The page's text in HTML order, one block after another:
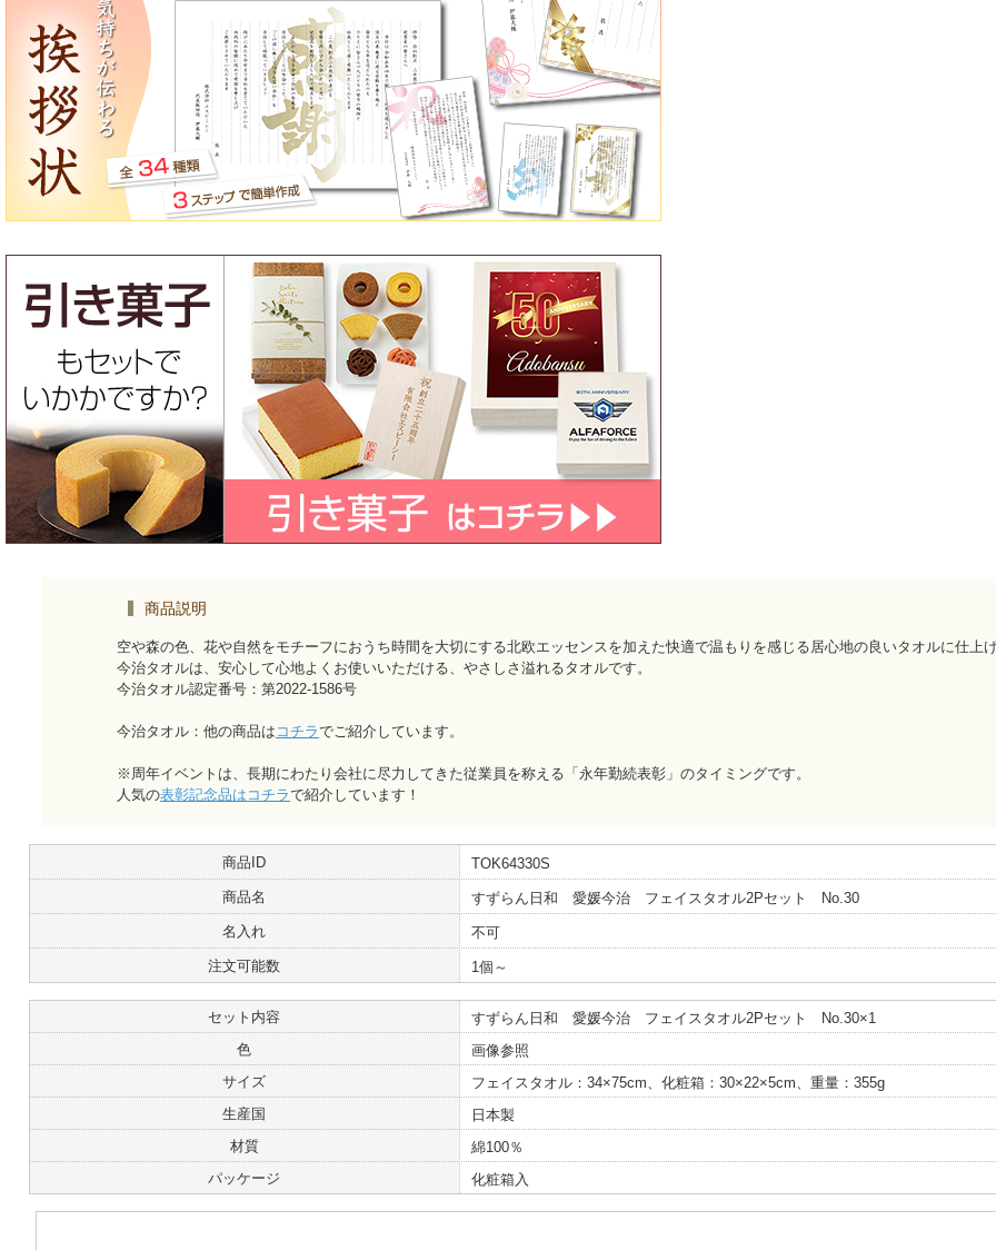
商品説明
空や森の色、花や自然をモチーフにおうち時間を大切にする北欧エッセンスを加えた快適で温もりを感じる居心地の良いタオルに仕上
今治タオルは、安心して心地よくお使いいただける、やさしさ溢れるタオルです。
今治タオル認定番号：第2022-1586号
今治タオル：他の商品は コチラでご紹介しています。
※周年イベントは、長期にわたり会社に尽力してきた従業員を称える「永年勤続表彰」のタイミングです。
人気の表彰記念品はコチラで紹介しています！
商品ID
TOK64330S
商品名
すずらん日和 愛媛今治 フェイスタオル2Pセット No.30
名入れ
不可
注文可能数
1個～
セット内容
すずらん日和 愛媛今治 フェイスタオル2Pセット No.30×1
色
画像参照
サイズ
フェイスタオル：34×75cm、化粧箱：30×22×5cm、重量：355g
生産国
日本製
材質
綿100％
パッケージ
化粧箱入